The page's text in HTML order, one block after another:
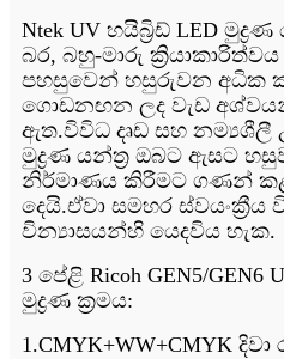
Ntek UV හයිබ්‍රිඩ් LED
බර, බහු-මාරු ක්‍රියාකාරිත්වය
පහසුවෙන් හසුරුවන අධික
ගොඩනඟන ලද වැඩ
ඇත.විවිධ දෘඩ සහ නම්‍යශීලී
මුද්‍රණ යන්ත්‍ර ඔබට ඇසට
නිර්මාණය කිරීමට ගණන්
දෙයි.ඒවා සමහර
වින්‍යාසයන්හි යෙදවිය හැක.
3 පේළි Ricoh GEN5/
මුද්‍රණ ක්‍රමය:
1.CMYK+WW+CMYK